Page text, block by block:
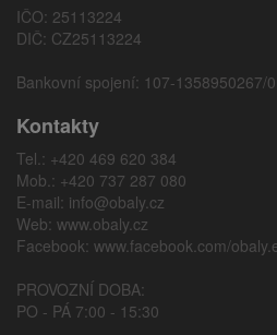
IČO: 25113224
DIČ: CZ25113224
Bankovní spojení: 107-1358950267/
Kontakty
Tel.: +420 469 620 384
Mob.: +420 737 287 080
E-mail: info@obaly.cz
Web: www.obaly.cz
Facebook: www.facebook.com/
PROVOZNÍ DOBA:
PO - PÁ 7:00 - 15:30